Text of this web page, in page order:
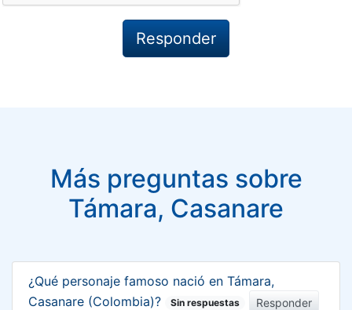
Más preguntas sobre
Támara, Casanare
¿Qué personaje famoso nació en Támara,
Casanare (Colombia)?
Sin respuestas Responder